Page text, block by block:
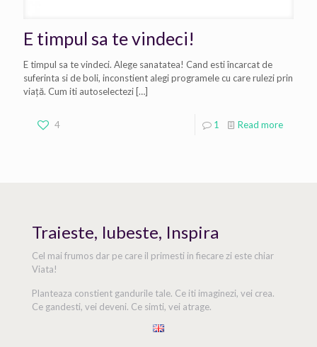
E timpul sa te vindeci!
E timpul sa te vindeci. Alege sanatatea! Cand esti încarcat de
suferinta si de boli, inconstient alegi programele cu care rulezi prin
viață. Cum iti autoselectezi […]
4 1 Read more
Traieste, Iubeste, Inspira
Cel mai frumos dar pe care il primesti in fiecare zi este chiar
Viata!
Planteaza constient gandurile tale. Ce iti imaginezi, vei crea.
Ce gandesti, vei deveni. Ce simti, vei atrage.